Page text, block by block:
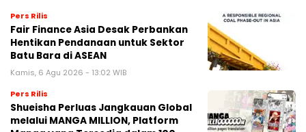
Pers Rilis
Fair Finance Asia Desak Perbankan
Hentikan Pendanaan untuk Sektor
Batu Bara di ASEAN
Kamis, 6 Agu 2026 - 13:02 WIB
Pers Rilis
Shueisha Perluas Jangkauan Global
melalui MANGA MILLION, Platform